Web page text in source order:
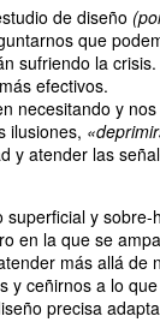
de diseño
que
sufriendo la
efectivos.
necesitando y
ilusiones,
y atender las
y
en la que se
más allá de
y ceñirnos a lo
precisa